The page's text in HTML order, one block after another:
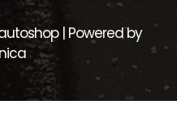
| Powered by